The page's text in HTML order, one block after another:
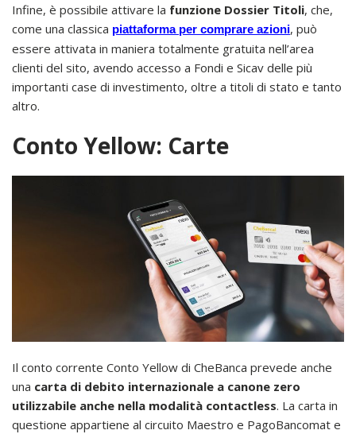
Infine, è possibile attivare la funzione Dossier Titoli, che,
come una classica piattaforma per comprare azioni, può
essere attivata in maniera totalmente gratuita nell’area
clienti del sito, avendo accesso a Fondi e Sicav delle più
importanti case di investimento, oltre a titoli di stato e tanto
altro.
Conto Yellow: Carte
Il conto corrente Conto Yellow di CheBanca prevede anche
una carta di debito internazionale a canone zero
utilizzabile anche nella modalità contactless. La carta in
questione appartiene al circuito Maestro e PagoBancomat e